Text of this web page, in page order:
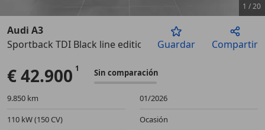
Anterior
1 /20
Audi A3
Sportback TDI Black line edition S tronic 110kW
Guardar Compartir
€ 42.900 Sin comparación
9.850 km
01/2026
110 kW (150 CV)
Ocasión